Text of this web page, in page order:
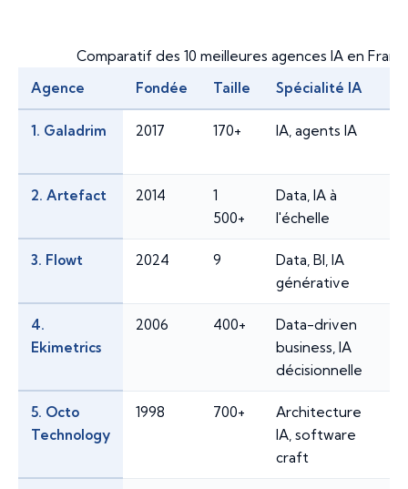
Comparatif des 10 meilleures agences IA en
Agence
Fondée Taille Spécialité IA
1. Galadrim 2017 170+ IA, agents IA
2. Artefact 2014
1
500+
Data, IA à
l'échelle
3. Flowt 2024 9
Data, BI, IA
générative
4.
Ekimetrics
2006 400+
Data-driven
business, IA
décisionnelle
5. Octo
Technology
1998 700+
Architecture
IA, software
craft